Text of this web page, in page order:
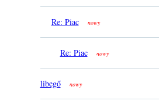
Re: Piac nowy
Re: Piac nowy
libegő nowy